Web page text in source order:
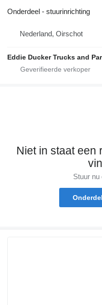
Onderdeel - stuurinrichting
Nederland, Oirschot
Eddie Ducker Trucks and
Niet in staat een
Stuur nu